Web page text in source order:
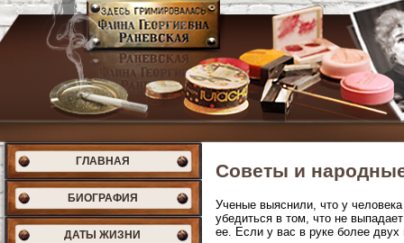
ГЛАВНАЯ
БИОГРАФИЯ
ДАТЫ ЖИЗНИ
Советы и
Ученые выяснили, что у
убедиться в том, что не
ее. Если у вас в руке более